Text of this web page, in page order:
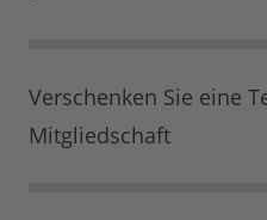
Verschenken Sie eine
Mitgliedschaft